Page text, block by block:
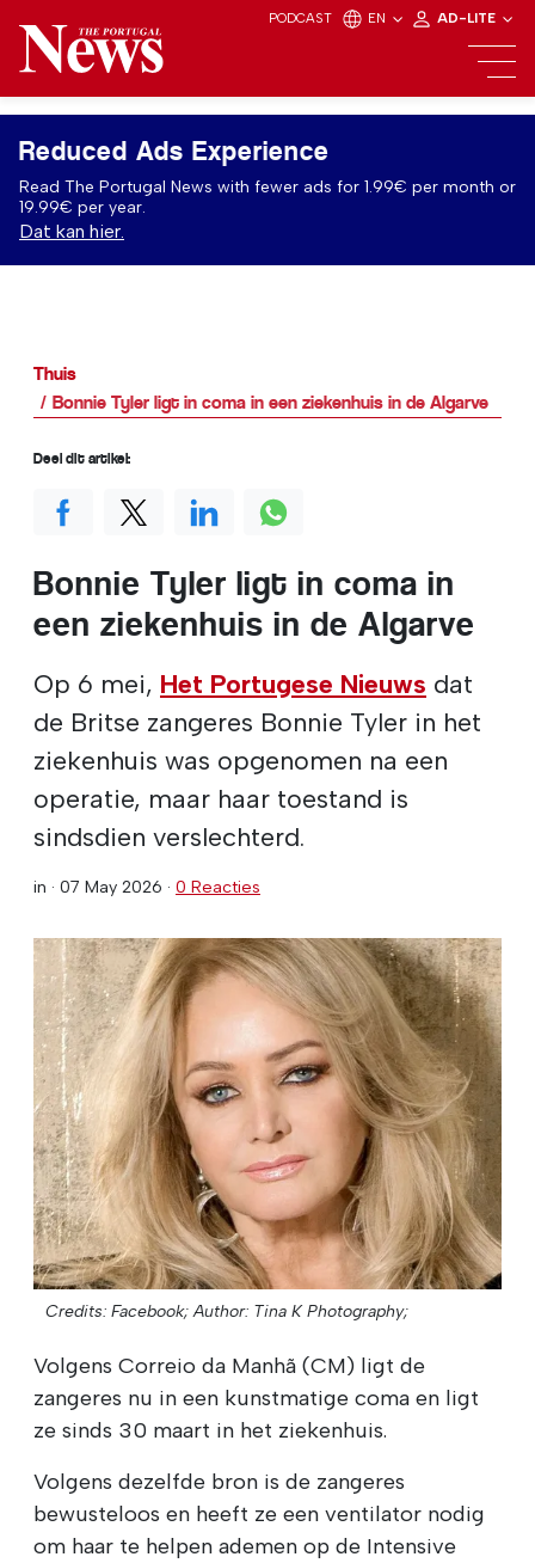
PODCAST EN AD-LITE
Reduced Ads Experience
Read The Portugal News with fewer ads for 1.99€ per month or
19.99€ per year.
Dat kan hier.
Thuis
Bonnie Tyler ligt in coma in een ziekenhuis in de Algarve
Bonnie Tyler ligt in coma in
een ziekenhuis in de Algarve
Op 6 mei, Het Portugese Nieuws dat
de Britse zangeres Bonnie Tyler in het
ziekenhuis was opgenomen na een
operatie, maar haar toestand is
sindsdien verslechterd.
in · 07 May 2026 · 0 Reacties
Credits: Facebook; Author: Tina K Photography;
Volgens Correio da Manhã (CM) ligt de
zangeres nu in een kunstmatige coma en ligt
ze sinds 30 maart in het ziekenhuis.
Volgens dezelfde bron is de zangeres
bewusteloos en heeft ze een ventilator nodig
om haar te helpen ademen op de Intensive
Deel dit artikel: